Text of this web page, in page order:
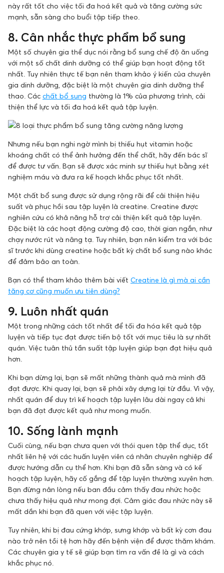
này rất tốt cho việc tối đa hoá kết quả và tăng cường sức
mạnh, sẵn sàng cho buổi tập tiếp theo.
8. Cân nhắc thực phẩm bổ sung
Một số chuyên gia thể dục nói rằng bổ sung chế độ ăn uống
với một số chất dinh dưỡng có thể giúp bạn hoạt động tốt
nhất. Tuy nhiên thực tế bạn nên tham khảo ý kiến của chuyên
gia dinh dưỡng, đặc biệt là một chuyên gia dinh dưỡng thể
thao. Các chất bổ sung thường là 1% của phương trình, cải
thiện thể lực và tối đa hoá kết quả tập luyện.
Nhưng nếu bạn nghi ngờ mình bị thiếu hụt vitamin hoặc
khoáng chất có thể ảnh hưởng đến thể chất, hãy đến bác sĩ
để được tư vấn. Bạn sẽ được xác minh sự thiếu hụt bằng xét
nghiệm máu và đưa ra kế hoạch khắc phục tốt nhất.
Một chất bổ sung được sử dụng rộng rãi để cải thiện hiệu
suất và phục hồi sau tập luyện là creatine. Creatine được
nghiên cứu có khả năng hỗ trợ cải thiện kết quả tập luyện.
Đặc biệt là các hoạt động cường độ cao, thời gian ngắn, như
chạy nước rút và nâng tạ. Tuy nhiên, bạn nên kiểm tra với bác
sĩ trước khi dùng creatine hoặc bất kỳ chất bổ sung nào khác
để đảm bảo an toàn.
Bạn có thể tham khảo thêm bài viết Creatine là gì mà ai cần
tăng cơ cũng muốn ưu tiên dùng?
9. Luôn nhất quán
Một trong những cách tốt nhất để tối đa hóa kết quả tập
luyện và tiếp tục đạt được tiến bộ tốt với mục tiêu là sự nhất
quán. Việc tuân thủ tần suất tập luyện giúp bạn đạt hiệu quả
hơn.
Khi bạn dừng lại, bạn sẽ mất những thành quả mà mình đã
đạt được. Khi quay lại, bạn sẽ phải xây dựng lại từ đầu. Vì vậy,
nhất quán để duy trì kế hoạch tập luyện lâu dài ngay cả khi
bạn đã đạt được kết quả như mong muốn.
10. Sống lành mạnh
Cuối cùng, nếu bạn chưa quen với thói quen tập thể dục, tốt
nhất liên hệ với các huấn luyện viên cá nhân chuyên nghiệp để
được hướng dẫn cụ thể hơn. Khi bạn đã sẵn sàng và có kế
hoạch tập luyện, hãy cố gắng để tập luyện thường xuyên hơn.
Bạn đừng nản lòng nếu ban đầu cảm thấy đau nhức hoặc
chưa thấy hiệu quả như mong đợi. Cảm giác đau nhức này sẽ
mất dần khi bạn đã quen với việc tập luyện.
Tuy nhiên, khi bị đau cứng khớp, sưng khớp và bất kỳ cơn đau
nào trở nên tồi tệ hơn hãy đến bệnh viện để được thăm khám.
Các chuyên gia y tế sẽ giúp bạn tìm ra vấn đề là gì và cách
khắc phục nó.